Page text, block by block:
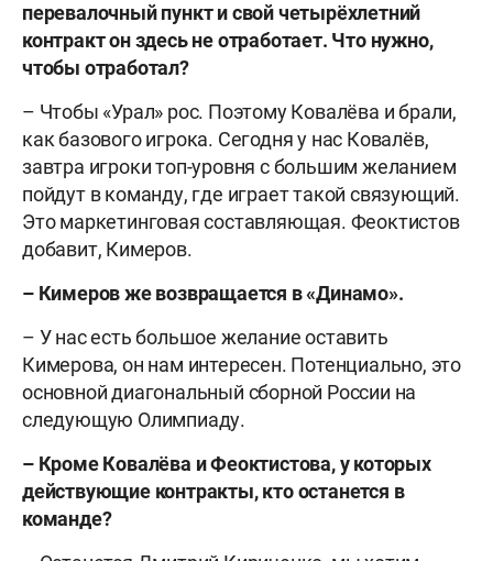
перевалочный пункт и свой четырёхлетний
контракт он здесь не отработает. Что нужно,
чтобы отработал?
– Чтобы «Урал» рос. Поэтому Ковалёва и брали,
как базового игрока. Сегодня у нас Ковалёв,
завтра игроки топ-уровня с большим желанием
пойдут в команду, где играет такой связующий.
Это маркетинговая составляющая. Феоктистов
добавит, Кимеров.
– Кимеров же возвращается в «Динамо».
– У нас есть большое желание оставить
Кимерова, он нам интересен. Потенциально, это
основной диагональный сборной России на
следующую Олимпиаду.
– Кроме Ковалёва и Феоктистова, у которых
действующие контракты, кто останется в
команде?